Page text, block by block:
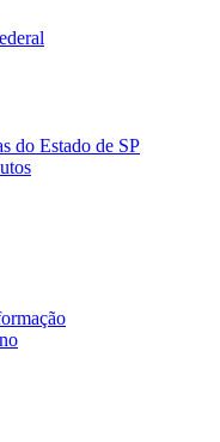
do Estado de SP